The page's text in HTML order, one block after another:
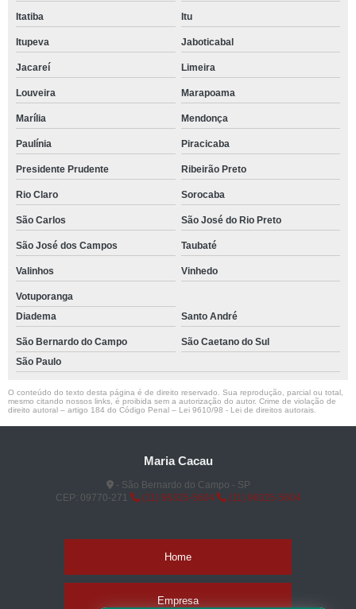
Itatiba Itu
Itupeva Jaboticabal
Jacareí Limeira
Louveira Marapoama
Marília Mendonça
Paulínia Piracicaba
Presidente Prudente Ribeirão Preto
Rio Claro Sorocaba
São Carlos São José do Rio Preto
São José dos Campos Taubaté
Valinhos Vinhedo
Votuporanga
Diadema
Santo André
São Bernardo do Campo
São Caetano do Sul
São Paulo
O conteúdo do texto desta página é de direito reservado. Sua reprodução, parcial ou total,
mesmo citando nossos links, é proibida sem a autorização do autor. Crime de violação de
direito autoral – artigo 184 do Código Penal – Lei 9610/98 - Lei de direitos autorais
Maria Cacau
- São Bernardo do Campo - SP
CEP: 09770-271
(11) 96325-5604 (11) 96325-5604
Home
Empresa